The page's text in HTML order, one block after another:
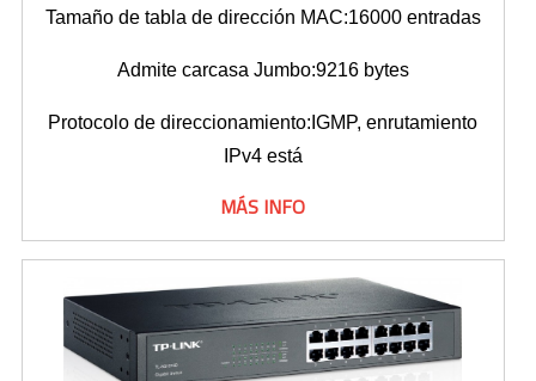
Tamaño de tabla de dirección MAC:16000 entradas
Admite carcasa Jumbo:9216 bytes
Protocolo de direccionamiento:IGMP, enrutamiento
IPv4 está
MÁS INFO